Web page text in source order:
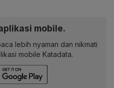
mobile.
lebih nyaman dan nikmati
mobile Katadata.